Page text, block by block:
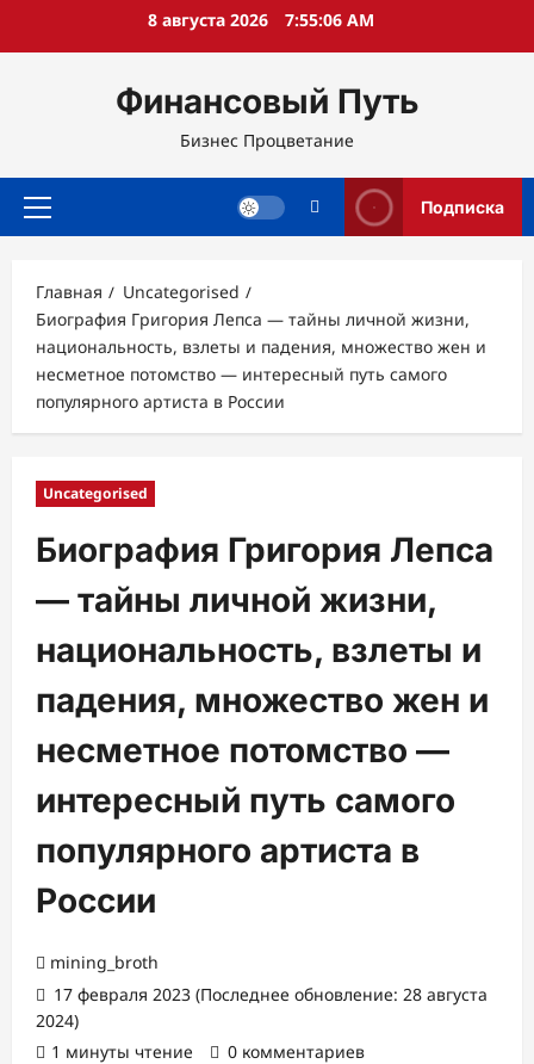
8 августа 2026 7:55:07 AM
Финансовый Путь
Бизнес Процветание
Основное
Подписка
Главная
Uncategorised
Биография Григория Лепса — тайны личной жизни,
национальность, взлеты и падения, множество жен и
несметное потомство — интересный путь самого
популярного артиста в России
Uncategorised
Биография Григория Лепса
— тайны личной жизни,
национальность, взлеты и
падения, множество жен и
несметное потомство —
интересный путь самого
популярного артиста в
России
mining_broth
17 февраля 2023 (Последнее обновление: 28 августа
2024)
1 минуты чтение
0 комментариев